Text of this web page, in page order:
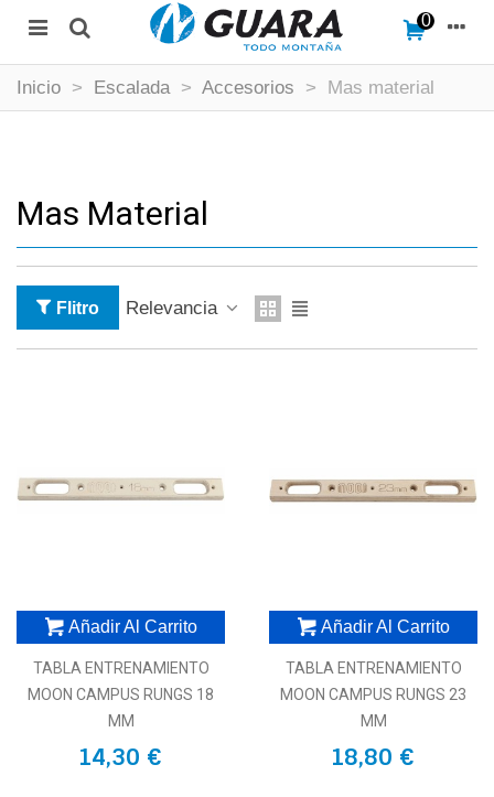
0
Inicio > Escalada > Accesorios > Mas material
Mas Material
Flitro Relevancia
Añadir Al Carrito
TABLA ENTRENAMIENTO
MOON CAMPUS RUNGS 18
MM
14,30 €
Añadir Al Carrito
TABLA ENTRENAMIENTO
MOON CAMPUS RUNGS 23
MM
18,80 €